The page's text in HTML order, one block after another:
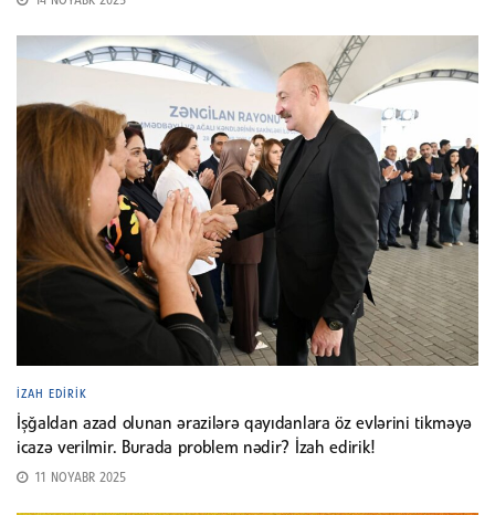
İZAH EDIRIK
İşğaldan azad olunan ərazilərə qayıdanlara öz evlərini tikməyə
icazə verilmir. Burada problem nədir? İzah edirik!
11 NOYABR 2025